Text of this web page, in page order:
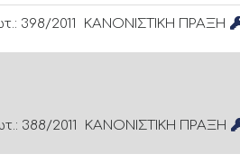
398/2011 ΚΑΝΟΝΙΣΤΙΚΗ ΠΡΑΞΗ
388/2011 ΚΑΝΟΝΙΣΤΙΚΗ ΠΡΑΞΗ